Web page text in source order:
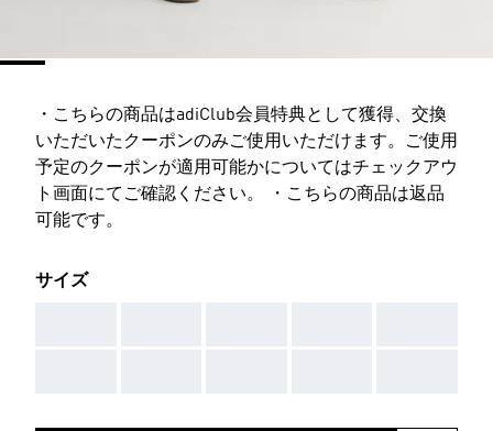
・こちらの商品はadiClub会員特典として獲得、交換
いただいたクーポンのみご使用いただけます。ご使用
予定のクーポンが適用可能かについてはチェックアウ
ト画面にてご確認ください。 ・こちらの商品は返品
可能です。
サイズ